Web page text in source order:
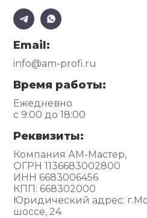
Email:
info@am-profi.ru
Время работы:
Ежедневно
с 9:00 до 18:00
Реквизиты:
Компания АМ-Мастер,
ОГРН 1136683002800
ИНН 6683006456
КПП: 668302000
Юридический адрес:
шоссе, 24